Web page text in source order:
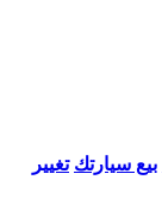
بيع سيارتك تغيير